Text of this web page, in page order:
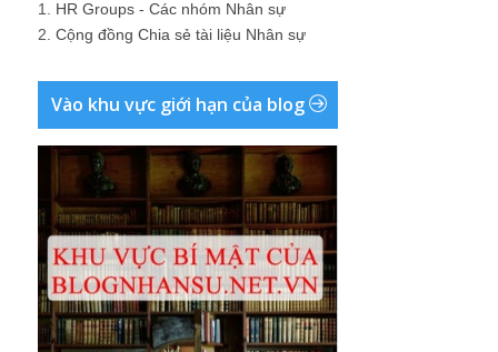
1. HR Groups - Các nhóm Nhân sự
2. Cộng đồng Chia sẻ tài liệu Nhân sự
Vào khu vực giới hạn của blog